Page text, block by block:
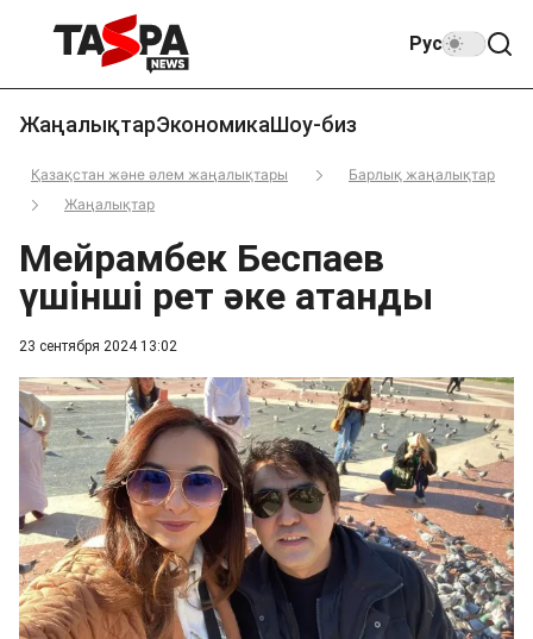
Рус
ЖаңалықтарЭкономикаШоу-биз
Қазақстан және әлем жаңалықтары
Барлық жаңалықтар
Жаңалықтар
23 сентября 2024 13:02
Мейрамбек Беспаев
үшінші рет әке атанды